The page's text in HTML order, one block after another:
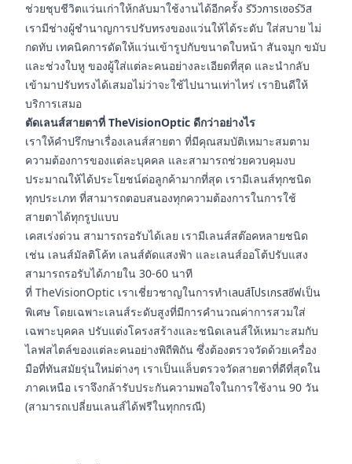
ช่วยชุบชีวิตแว่นเก่าให้กลับมาใช้งานได้อีกครั้ง รีวิวการเซอร์วิส
เรามีช่างผู้ชำนาญการปรับทรงของแว่นให้ได้ระดับ ใส่สบาย ไม่
กดทับ เทคนิคการดัดให้แว่นเข้ารูปกับขนาดใบหน้า สันจมูก ขมับ
และช่วงใบหู ของผู้ใส่แต่ละคนอย่างละเอียดที่สุด และนำกลับ
เข้ามาปรับทรงได้เสมอไม่ว่าจะใช้ไปนานเท่าไหร่ เรายินดีให้
บริการเสมอ
ตัดเลนส์สายตาที่ TheVisionOptic ดีกว่าอย่างไร
เราให้คำปรึกษาเรื่องเลนส์สายตา ที่มีคุณสมบัติเหมาะสมตาม
ความต้องการของแต่ละบุคคล และสามารถช่วยควบคุมงบ
ประมาณให้ได้ประโยชน์ต่อลูกค้ามากที่สุด เรามีเลนส์ทุกชนิด
ทุกประเภท ที่สามารถตอบสนองทุกความต้องการในการใช้
สายตาได้ทุกรูปแบบ
เคสเร่งด่วน สามารถรอรับได้เลย เรามีเลนส์สต๊อคหลายชนิด
เช่น เลนส์มัลติโค้ท เลนส์ตัดแสงฟ้า และเลนส์ออโต้ปรับแสง
สามารถรอรับได้ภายใน 30-60 นาที
ที่ TheVisionOptic เราเชี่ยวชาญในการทำเลนส์โปรเกรสซีฟเป็น
พิเศษ โดยเฉพาะเลนส์ระดับสูงที่มีการคำนวณค่าการสวมใส่
เฉพาะบุคคล ปรับแต่งโครงสร้างและชนิดเลนส์ให้เหมาะสมกับ
ไลฟสไตล์ของแต่ละคนอย่างพิถีพิถัน ซึ่งต้องตรวจวัดด้วยเครื่อง
มือที่ทันสมัยรุ่นใหม่ต่างๆ เราเป็นแล็บตรวจวัดสายตาที่ดีที่สุดใน
ภาคเหนือ เราจึงกล้ารับประกันความพอใจในการใช้งาน 90 วัน
(สามารถเปลี่ยนเลนส์ได้ฟรีในทุกกรณี)